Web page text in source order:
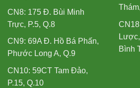
CN8: 175 Đ. Bùi Minh
Trực, P.5, Q.8
CN9: 69A Đ. Hồ Bá Phấn,
Phước Long A, Q.9
CN10: 59CT Tam Đảo,
P.15, Q.10
Bình